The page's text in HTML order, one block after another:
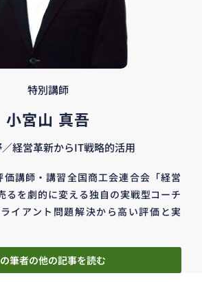
特別講師
小宮山 真吾
経営革新からIT戦略的活用
講師・講習全国商工会連合会「経営
るを劇的に変える独自の実戦型コーチ
イアント問題解決から高い評価と実
筆者の他の記事を読む